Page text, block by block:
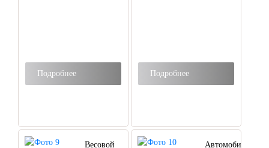
Подробнее Подробнее
Весовой
Автомобильные